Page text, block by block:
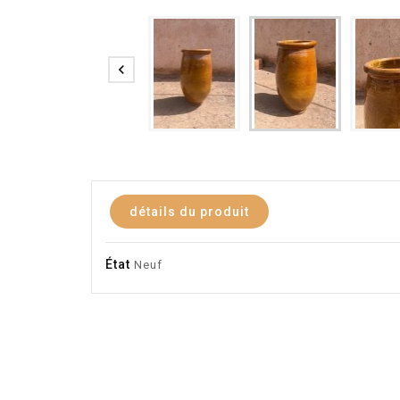

détails du produit
État Neuf